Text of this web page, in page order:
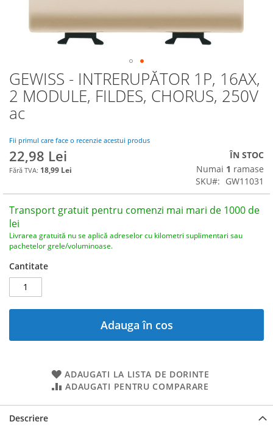
GEWISS - INTRERUPĂTOR 1P, 16AX,
2 MODULE, FILDES, CHORUS, 250V
ac
Fii primul care face o recenzie acestui produs
22,98 Lei
18,99 Lei
ÎN STOC
Numai 1 ramase
SKU
GW11031
Transport gratuit pentru comenzi mai mari de 1000 de
lei
Livrarea gratuită nu se aplică adreselor cu kilometri suplimentari sau
pachetelor grele/voluminoase.
Cantitate
Adauga în cos
ADAUGATI LA LISTA DE DORINTE
ADAUGATI PENTRU COMPARARE
Skip
to
the
beginning
the
images
gallery
Descriere